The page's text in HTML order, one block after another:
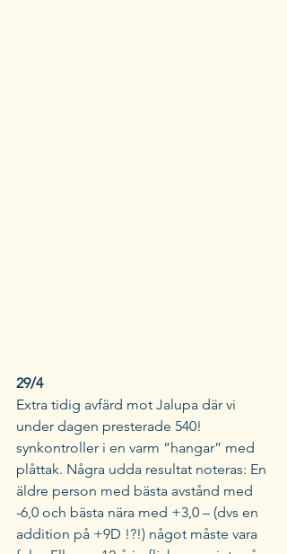
29/4
Extra tidig avfärd mot Jalupa där vi
under dagen presterade 540!
synkontroller i en varm ”hangar” med
plåttak. Några udda resultat noteras: En
äldre person med bästa avstånd med
-6,0 och bästa nära med +3,0 – (dvs en
addition på +9D !?!) något måste vara